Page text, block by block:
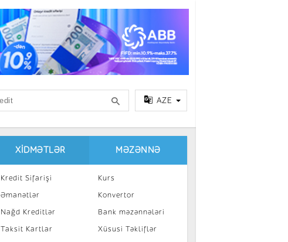
AZE
XIDMƏTLƏR
Kredit Sifarişi
Əmanətlər
Nağd Kreditlər
Taksit Kartlar
MƏZƏNNƏ
Kurs
Konvertor
Bank məzənnələri
Xüsusi Təkliflər